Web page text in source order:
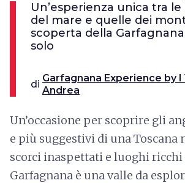
Un’esperienza unica tra
del mare e quelle dei
scoperta della
solo
di
Garfagnana Experience by I
Andrea
Un’occasione per scoprire gli
e più suggestivi di una Toscana
scorci inaspettati e luoghi ricchi
Garfagnana è una valle da